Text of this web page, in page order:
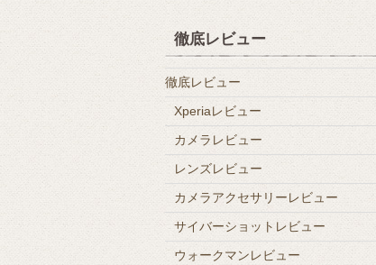
徹底レビュー
徹底レビュー
Xperiaレビュー
カメラレビュー
レンズレビュー
カメラアクセサリーレビュー
サイバーショットレビュー
ウォークマンレビュー